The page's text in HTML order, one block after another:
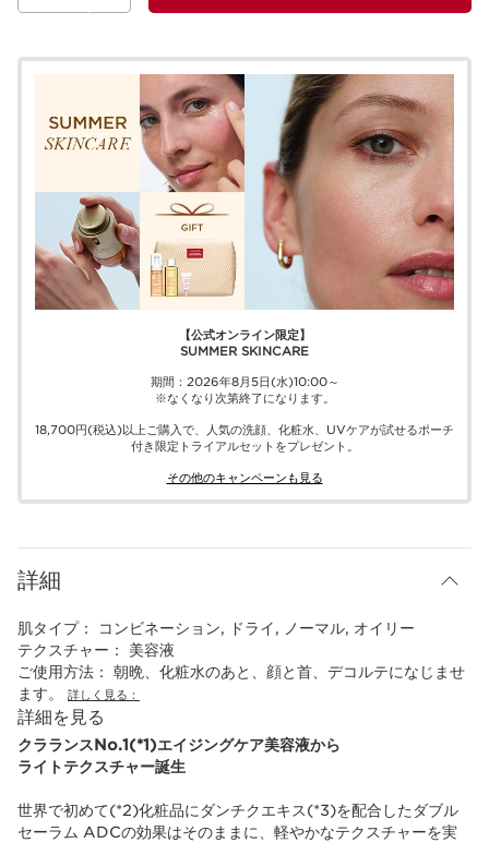
【公式オンライン限定】​​
SUMMER SKINCARE
期間：2026年8月5日(水)10:00～
※なくなり次第終了になります。
18,700円(税込)以上ご購入で、​人気の洗顔、化粧水、UVケアが試せる​ポーチ
付き限定トライアルセットをプレゼント。​
その他のキャンペーンも見る​
詳細
肌タイプ：
コンビネーション, ドライ, ノーマル, オイリー
テクスチャー： 美容液
ご使用方法： 朝晩、化粧水のあと、顔と首、デコルテになじませ
ます。 詳しく見る：
詳細を見る
クラランスNo.1(*1)エイジングケア美容液から
ライトテクスチャー誕生
世界で初めて(*2)化粧品にダンチクエキス(*3)を配合したダブル
セーラム ADCの効果はそのままに、軽やかなテクスチャーを実